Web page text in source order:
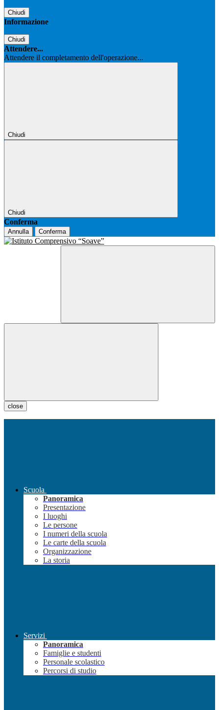
Chiudi
Informazione
Chiudi
Attendere...
Attendere il completamento dell'operazione...
Chiudi
Chiudi
Conferma
Annulla Conferma
close
Scuola
Panoramica
Presentazione
I luoghi
Le persone
I numeri della scuola
Le carte della scuola
Organizzazione
La storia
Servizi
Panoramica
Famiglie e studenti
Personale scolastico
Percorsi di studio